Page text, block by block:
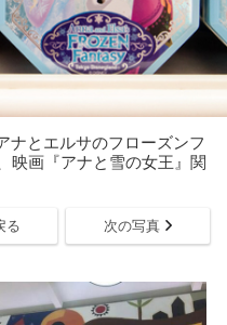
ナとエルサのフローズンフ
映画『アナと雪の女王』関
る 次の写真